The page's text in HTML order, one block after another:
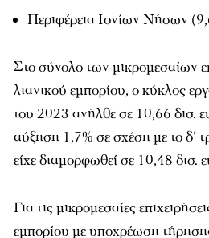
Περιφέρεια Ιονίων Νήσων
Στο σύνολο των μικρομεσαίων
λιανικού εμπορίου, ο κύκλος
του 2023 ανήλθε σε 10,66 δισ.
αύξηση 1,7% σε σχέση με το δ’
είχε διαμορφωθεί σε 10,48 δισ.
Για τις μικρομεσαίες
εμπορίου με υποχρέωση